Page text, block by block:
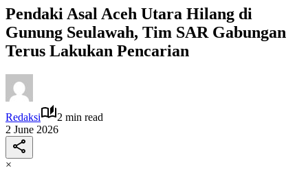
Pendaki Asal Aceh Utara Hilang di
Gunung Seulawah, Tim SAR Gabungan
Terus Lakukan Pencarian
Redaksi
2 min read
2 June 2026
×